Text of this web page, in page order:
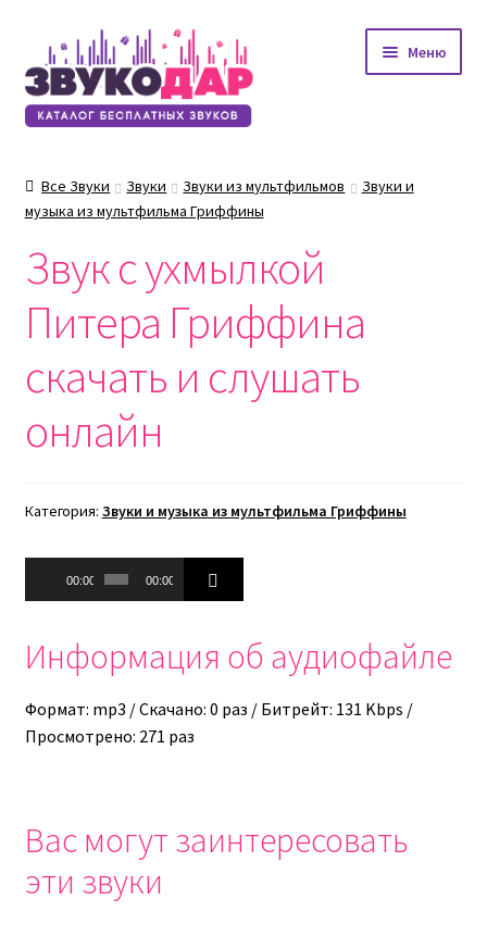
Перейти
к
навигации
Перейти
к
содержимому
Меню
Все Звуки Звуки Звуки из мультфильмов
Звуки и
музыка из мультфильма Гриффины
Звук с ухмылкой
Питера Гриффина
скачать и слушать
онлайн
Категория: Звуки и музыка из мультфильма Гриффины
Аудиоплеер
00:00 00:00
Информация об аудиофайле
Формат: mp3 / Скачано: 0 раз / Битрейт: 131 Kbps /
Просмотрено: 271 раз
Вас могут заинтересовать
эти звуки